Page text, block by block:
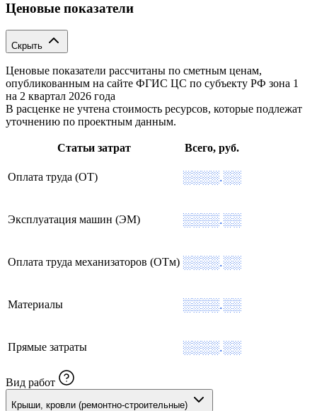
Ценовые показатели
Скрыть
Ценовые показатели рассчитаны по сметным ценам,
опубликованным на сайте ФГИС ЦС по субъекту РФ зона 1
на 2 квартал 2026 года
В расценке не учтена стоимость ресурсов, которые подлежат
уточнению по проектным данным.
Статьи затрат Всего, руб.
Оплата труда (ОТ) ░░░░.░░
Эксплуатация машин (ЭМ) ░░░░.░░
Оплата труда механизаторов (ОТм) ░░░░.░░
Материалы ░░░░.░░
Прямые затраты ░░░░.░░
Вид работ
Крыши, кровли (ремонтно-строительные)